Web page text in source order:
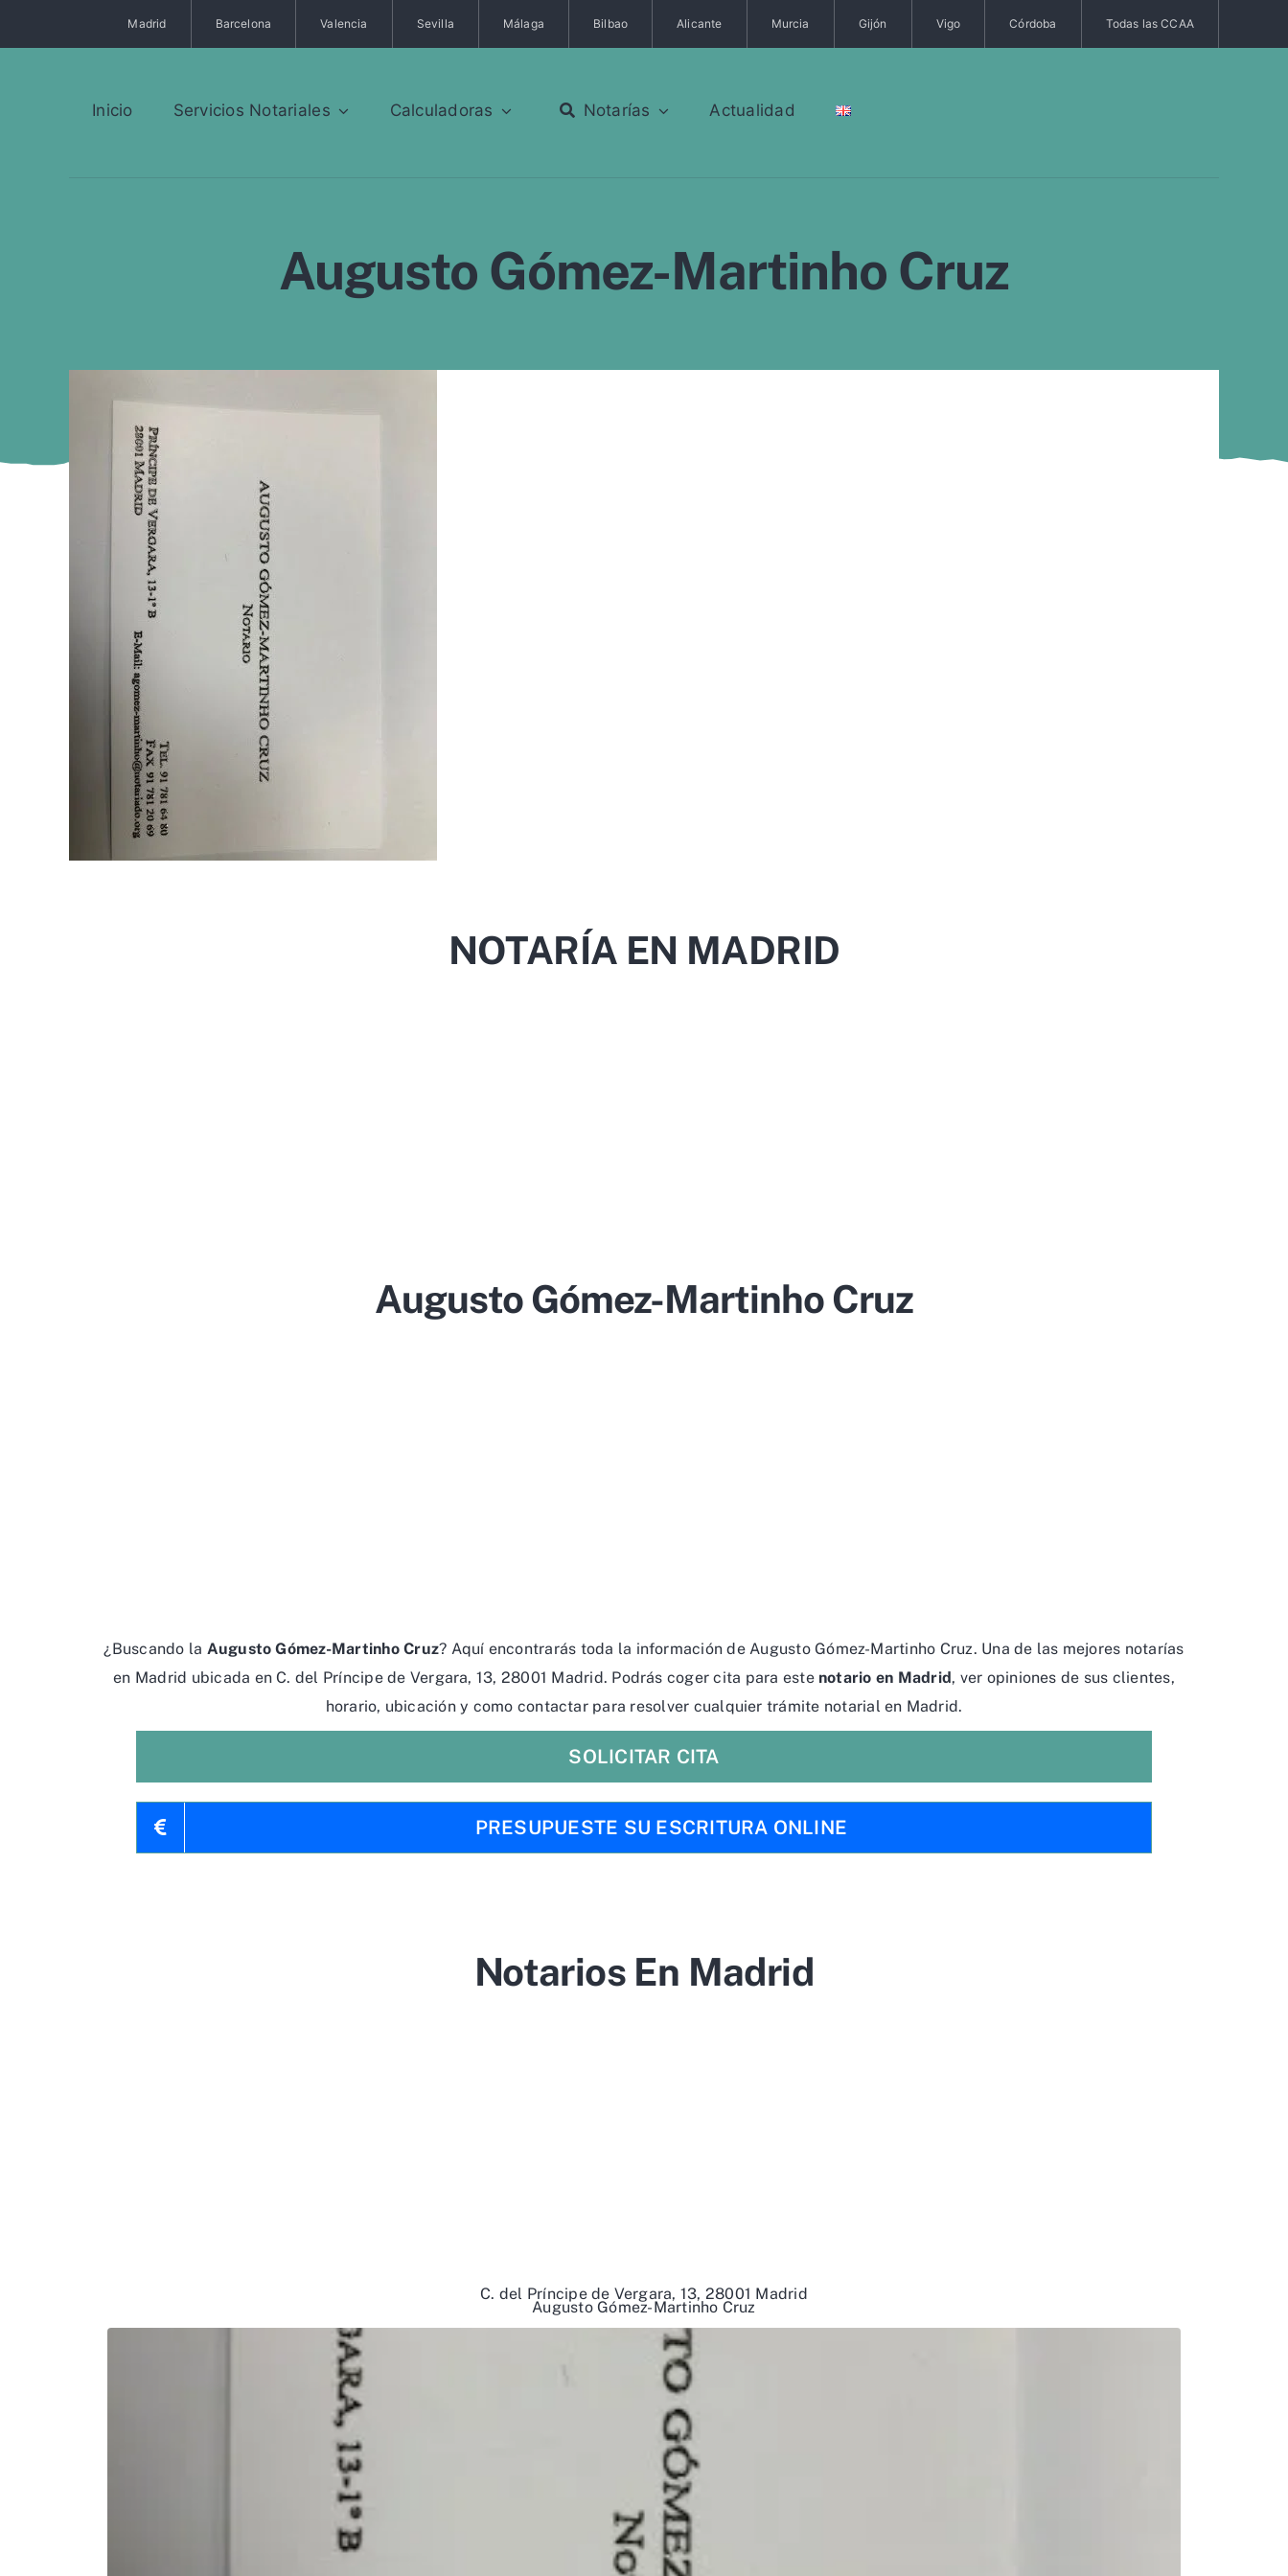
Madrid Barcelona Valencia Sevilla Málaga Bilbao Alicante Murcia Gijón Vigo Córdoba Todas las CCAA
Inicio Servicios Notariales Calculadoras Notarías Actualidad
Augusto Gómez-Martinho Cruz
NOTARÍA EN MADRID
Augusto Gómez-Martinho Cruz
¿Buscando la Augusto Gómez-Martinho Cruz? Aquí encontrarás toda la información de Augusto Gómez-Martinho Cruz. Una de las mejores notarías
en Madrid ubicada en C. del Príncipe de Vergara, 13, 28001 Madrid. Podrás coger cita para este notario en Madrid, ver opiniones de sus clientes,
horario, ubicación y como contactar para resolver cualquier trámite notarial en Madrid.
SOLICITAR CITA
PRESUPUESTE SU ESCRITURA ONLINE
Notarios En Madrid
Augusto Gómez-Martinho Cruz
C. del Príncipe de Vergara, 13, 28001 Madrid